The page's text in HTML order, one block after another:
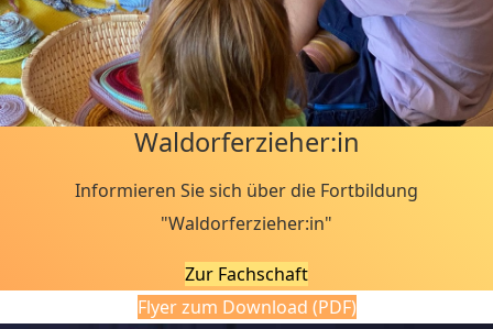
Waldorferzieher:in
Informieren Sie sich über die Fortbildung
"Waldorferzieher:in"
Zur Fachschaft
Flyer zum Download (PDF)